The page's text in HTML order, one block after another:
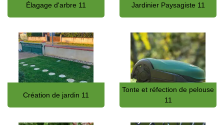
Élagage d'arbre 11 Jardinier Paysagiste 11
Création de jardin 11
Tonte et réfection de pelouse
11